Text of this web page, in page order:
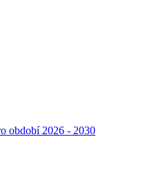
období 2026 - 2030